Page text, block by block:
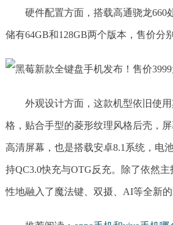
硬件配置方面，搭载高通骁龙660
储有64GB和128GB两个版本，售价分
外观设计方面，这款机型依旧使
格，贴合手型的菱形纹理风格后壳，
高清屏幕，也是搭载安卓8.1系统，电
持QC3.0快充与OTG反充。除了依然
性地融入了魔法键、双摄、AI等全新的